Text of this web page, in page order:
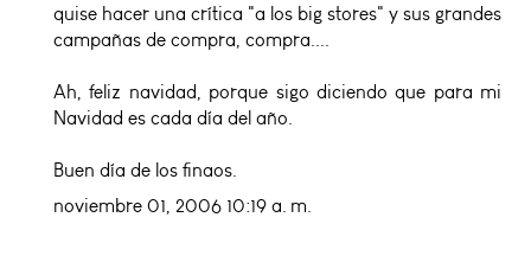
quise hacer una crítica "a los big stores" y sus grandes
campañas de compra, compra....
Ah, feliz navidad, porque sigo diciendo que para mi
Navidad es cada día del año.
Buen día de los finaos.
noviembre 01, 2006 10:19 a. m.